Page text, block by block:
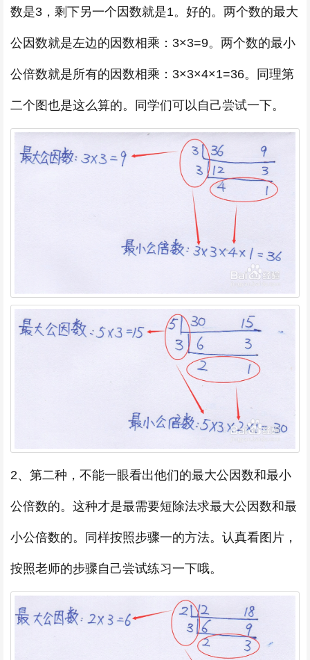
数是3，剩下另一个因数就是1。好的。两个数的最大
公因数就是左边的因数相乘：3×3=9。两个数的最小
公倍数就是所有的因数相乘：3×3×4×1=36。同理第
二个图也是这么算的。同学们可以自己尝试一下。
2、第二种，不能一眼看出他们的最大公因数和最小
公倍数的。这种才是最需要短除法求最大公因数和最
小公倍数的。同样按照步骤一的方法。认真看图片，
按照老师的步骤自己尝试练习一下哦。